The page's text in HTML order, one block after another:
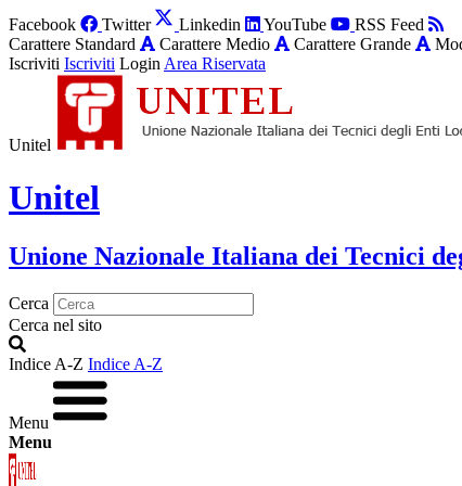
Facebook Twitter Linkedin YouTube
RSS Feed
Carattere Standard
Carattere Medio Carattere Grande
Iscriviti Iscriviti Login Area Riservata
Unitel
Unitel
Unione Nazionale Italiana dei Tecnici
Cerca
Cerca nel sito
Indice A-Z Indice A-Z
Menu
Menu